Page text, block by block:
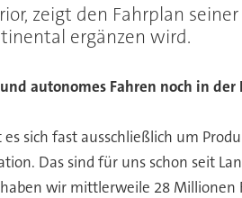
zeigt den Fahrplan
ergänzen wird.
autonomes Fahren noch in
sich fast ausschließlich um
Das sind für uns schon seit
wir mittlerweile 28 Millionen